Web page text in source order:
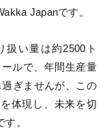
Japanです。
扱い量は約2500ト
ルで、年間生産量
ぎませんが、この
体現し、未来を切
。